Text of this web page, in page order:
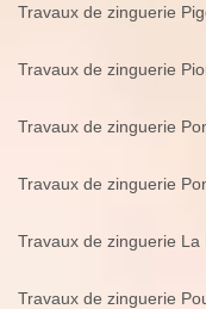
Travaux de zinguerie
Travaux de zinguerie
Travaux de zinguerie
Travaux de zinguerie
Travaux de zinguerie La
Travaux de zinguerie